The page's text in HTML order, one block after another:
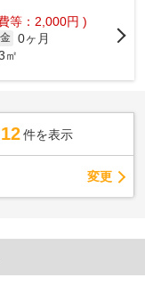
等：2,000円 )
0ヶ月
㎡
件を表示
変更